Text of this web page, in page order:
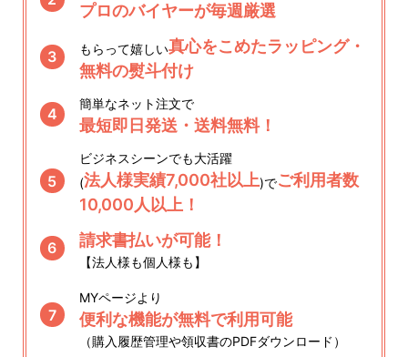
プロのバイヤーが毎週厳選
3 もらって嬉しい真心をこめたラッピング・
無料の熨斗付け
4
簡単なネット注文で
最短即日発送・送料無料！
5
ビジネスシーンでも大活躍
(法人様実績7,000社以上)でご利用者数
10,000人以上！
6 請求書払いが可能！
【法人様も個人様も】
7
MYページより
便利な機能が無料で利用可能
（購入履歴管理や領収書のPDFダウンロード）